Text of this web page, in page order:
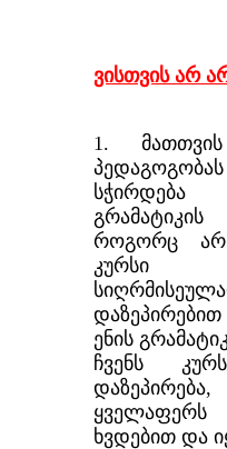
ვისთვის არ
1. მათთვის
სჭირდება
როგორც არ
კურსი
ენის
ჩვენს
ხვდებით და